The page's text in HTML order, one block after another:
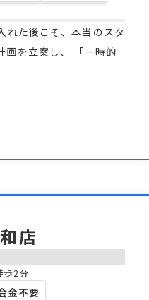
れた後こそ、本当のスタ
画を立案し、 「一時的
店
歩2分
金不要